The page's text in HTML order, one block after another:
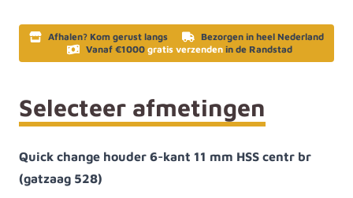
Afhalen? Kom gerust langs
Bezorgen in heel Nederland
Vanaf €1000 gratis verzenden in de Randstad
Selecteer afmetingen
Quick change houder 6-kant 11 mm HSS centr br
(gatzaag 528)